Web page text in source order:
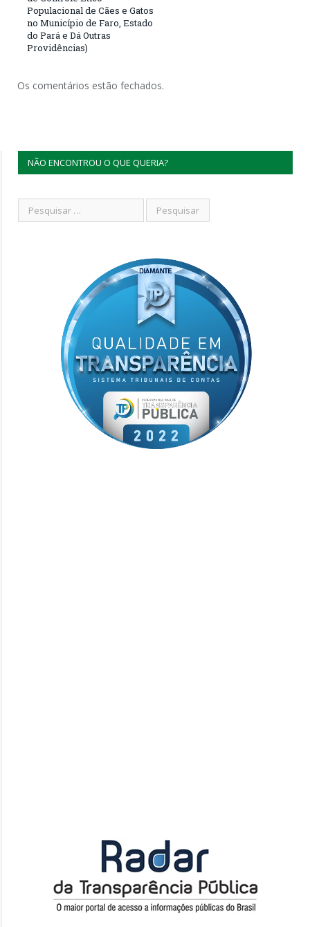
Populacional de Cães e Gatos
no Município de Faro, Estado
do Pará e Dá Outras
Providências)
Os comentários estão fechados.
NÃO ENCONTROU O QUE QUERIA?